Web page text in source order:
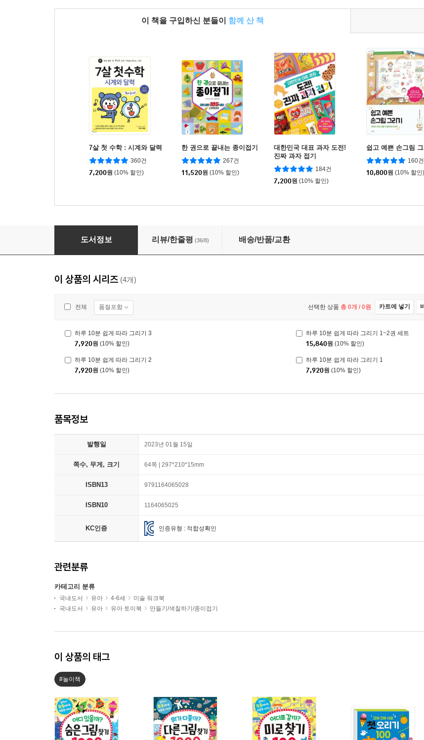
이 책을 구입하신 분들이 함께 산 책
7살 첫 수학 : 시계와 달력
360건
7,200원 (10% 할인)
한 권으로 끝내는 종이접기
267건
11,520원 (10% 할인)
대한민국 대표 과자 도전!
진짜 과자 접기
184건
7,200원 (10% 할인)
쉽고 예쁜 손그림 그
160건
10,800원 (10% 할인)
하루 10분 쉽게 따라 그리기 3
도서정보 리뷰/한줄평 (36/8) 배송/반품/교환
이 상품의 시리즈 (4개)
전체 품절포함 선택한 상품 총 0개 / 0원 카트에 넣기
하루 10분 쉽게 따라 그리기 3
7,920원 (10% 할인)
하루 10분 쉽게 따라 그리기 1~2권 세트
15,840원 (10% 할인)
하루 10분 쉽게 따라 그리기 2
7,920원 (10% 할인)
하루 10분 쉽게 따라 그리기 1
7,920원 (10% 할인)
품목정보
발행일 2023년 01월 15일
쪽수, 무게, 크기 64쪽 | 297*210*15mm
ISBN13 9791164065028
ISBN10 1164065025
KC인증 인증유형 : 적합성확인
관련분류
카테고리 분류
국내도서 유아 4-6세
미술 워크북
국내도서
유아 유아 토이북 만들기/색칠하기/종이접기
이 상품의 태그
#놀이책